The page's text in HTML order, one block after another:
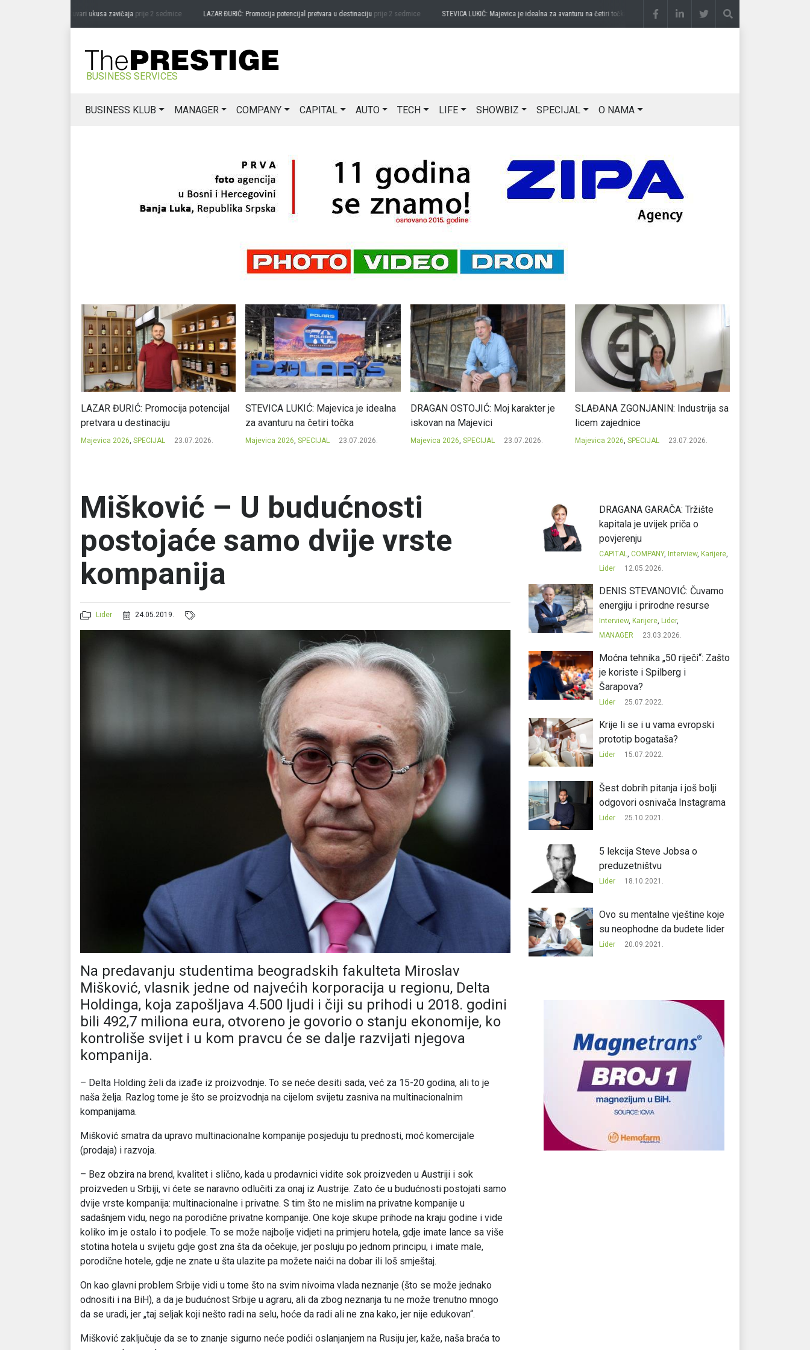
MIĆANOVIĆ: Čuvari ukusa zavičajaprije 2 sedmice LAZAR ĐURIĆ: Promocija potencijal pretvara u destinacijuprije 2 sedmice STEVICA LUKIĆ: Majevica je idealna za avanturu na četiri točkaprije 2 sedmice DRAGAN OSTOJIĆ: Moj karakter je
BUSINESS SERVICES
BUSINESS KLUB MANAGER COMPANY CAPITAL AUTO TECH LIFE SHOWBIZ SPECIJAL O NAMA
LAZAR ĐURIĆ: Promocija potencijal
pretvara u destinaciju
Majevica 2026, SPECIJAL 23.07.2026.
STEVICA LUKIĆ: Majevica je idealna
za avanturu na četiri točka
Majevica 2026, SPECIJAL 23.07.2026.
DRAGAN OSTOJIĆ: Moj karakter je
iskovan na Majevici
Majevica 2026, SPECIJAL 23.07.2026.
SLAĐANA ZGONJANIN: Industrija sa
licem zajednice
Majevica 2026, SPECIJAL 23.07.2026.
Mišković – U budućnosti
postojaće samo dvije vrste
kompanija
Lider 24.05.2019.
Na predavanju studentima beogradskih fakulteta Miroslav
Mišković, vlasnik jedne od najvećih korporacija u regionu, Delta
Holdinga, koja zapošljava 4.500 ljudi i čiji su prihodi u 2018. godini
bili 492,7 miliona eura, otvoreno je govorio o stanju ekonomije, ko
kontroliše svijet i u kom pravcu će se dalje razvijati njegova
kompanija.
– Delta Holding želi da izađe iz proizvodnje. To se neće desiti sada, već za 15-20 godina, ali to je
naša želja. Razlog tome je što se proizvodnja na cijelom svijetu zasniva na multinacionalnim
kompanijama.
Mišković smatra da upravo multinacionalne kompanije posjeduju tu prednosti, moć komercijale
(prodaja) i razvoja.
– Bez obzira na brend, kvalitet i slično, kada u prodavnici vidite sok proizveden u Austriji i sok
proizveden u Srbiji, vi ćete se naravno odlučiti za onaj iz Austrije. Zato će u budućnosti postojati samo
dvije vrste kompanija: multinacionalne i privatne. S tim što ne mislim na privatne kompanije u
sadašnjem vidu, nego na porodične privatne kompanije. One koje skupe prihode na kraju godine i vide
koliko im je ostalo i to podjele. To se može najbolje vidjeti na primjeru hotela, gdje imate lance sa više
stotina hotela u svijetu gdje gost zna šta da očekuje, jer posluju po jednom principu, i imate male,
porodične hotele, gdje ne znate u šta ulazite pa možete naići na dobar ili loš smještaj.
On kao glavni problem Srbije vidi u tome što na svim nivoima vlada neznanje (što se može jednako
odnositi i na BiH), a da je budućnost Srbije u agraru, ali da zbog neznanja tu ne može trenutno mnogo
da se uradi, jer „taj seljak koji nešto radi na selu, hoće da radi ali ne zna kako, jer nije edukovan“.
Mišković zaključuje da se to znanje sigurno neće podići oslanjanjem na Rusiju jer, kaže, naša braća to
DRAGANA GARAČA: Tržište
kapitala je uvijek priča o
povjerenju
CAPITAL,COMPANY, Interview, Karijere,
Lider
12.05.2026.
DENIS STEVANOVIĆ: Čuvamo
energiju i prirodne resurse
Interview, Karijere, Lider,
MANAGER
23.03.2026.
Moćna tehnika „50 riječi“: Zašto
je koriste i Spilberg i
Šarapova?
Lider 25.07.2022.
Krije li se i u vama evropski
prototip bogataša?
Lider 15.07.2022.
Šest dobrih pitanja i još bolji
odgovori osnivača Instagrama
Lider 25.10.2021.
5 lekcija Steve Jobsa o
preduzetništvu
Lider 18.10.2021.
Ovo su mentalne vještine koje
su neophodne da budete lider
Lider 20.09.2021.